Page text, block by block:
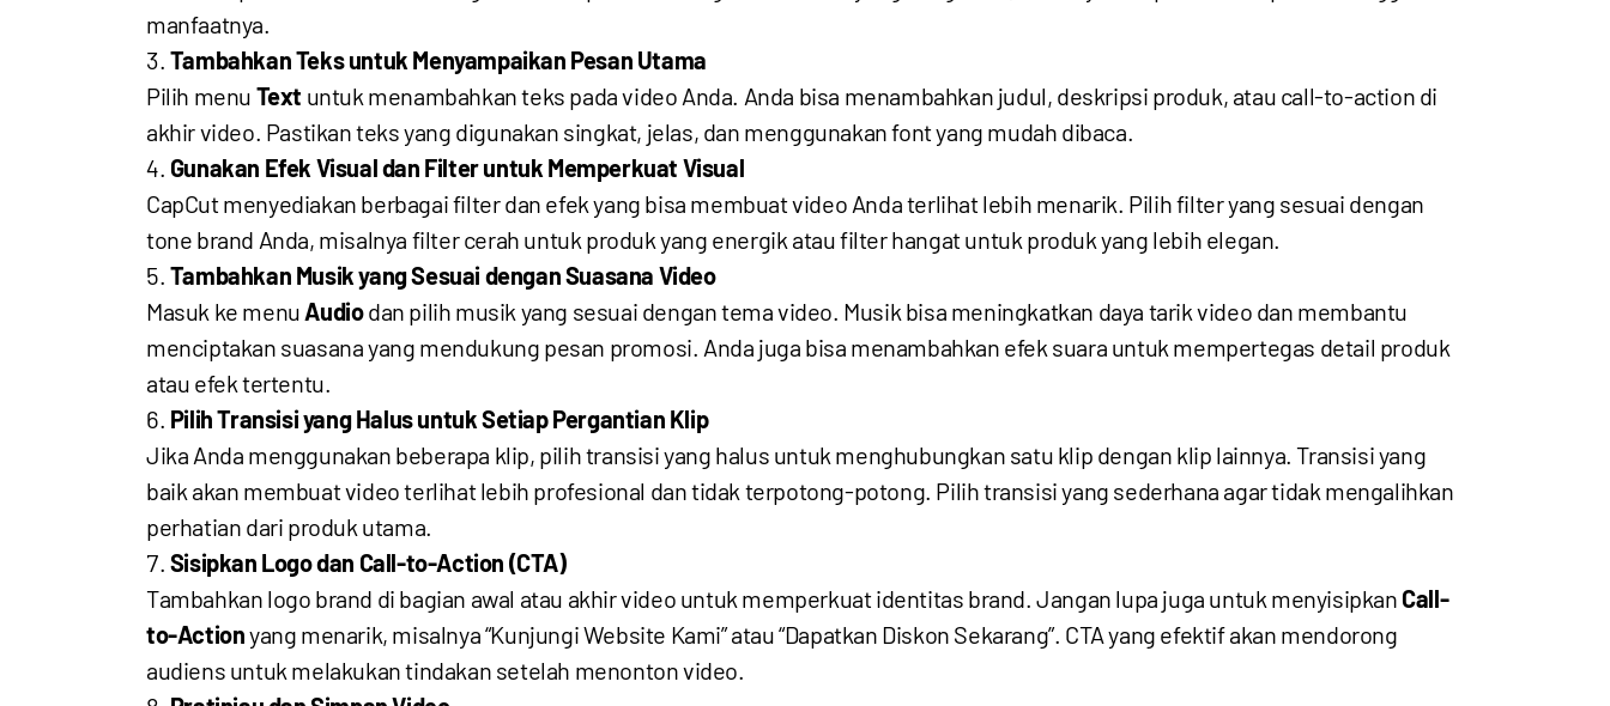
manfaatnya.
Tambahkan Teks untuk Menyampaikan Pesan Utama
Pilih menu Text untuk menambahkan teks pada video Anda. Anda bisa menambahkan judul, deskripsi produk, atau call-to-action di
akhir video. Pastikan teks yang digunakan singkat, jelas, dan menggunakan font yang mudah dibaca.
Gunakan Efek Visual dan Filter untuk Memperkuat Visual
CapCut menyediakan berbagai filter dan efek yang bisa membuat video Anda terlihat lebih menarik. Pilih filter yang sesuai dengan
tone brand Anda, misalnya filter cerah untuk produk yang energik atau filter hangat untuk produk yang lebih elegan.
Tambahkan Musik yang Sesuai dengan Suasana Video
Masuk ke menu Audiodan pilih musik yang sesuai dengan tema video. Musik bisa meningkatkan daya tarik video dan membantu
menciptakan suasana yang mendukung pesan promosi. Anda juga bisa menambahkan efek suara untuk mempertegas detail produk
atau efek tertentu.
Pilih Transisi yang Halus untuk Setiap Pergantian Klip
Jika Anda menggunakan beberapa klip, pilih transisi yang halus untuk menghubungkan satu klip dengan klip lainnya. Transisi yang
baik akan membuat video terlihat lebih profesional dan tidak terpotong-potong. Pilih transisi yang sederhana agar tidak mengalihkan
perhatian dari produk utama.
Sisipkan Logo dan Call-to-Action (CTA)
Tambahkan logo brand di bagian awal atau akhir video untuk memperkuat identitas brand. Jangan lupa juga untuk menyisipkan Call-
to-Actionyang menarik, misalnya “Kunjungi Website Kami” atau “Dapatkan Diskon Sekarang”. CTA yang efektif akan mendorong
audiens untuk melakukan tindakan setelah menonton video.